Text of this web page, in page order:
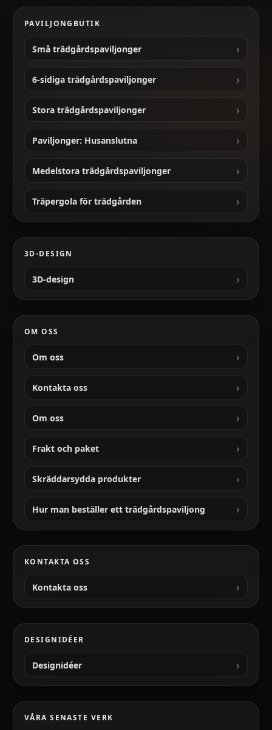
PAVILJONGBUTIK
Små trädgårdspaviljonger
6-sidiga trädgårdspaviljonger
Stora trädgårdspaviljonger
Paviljonger: Husanslutna
Medelstora trädgårdspaviljonger
Träpergola för trädgården
3D-DESIGN
3D-design
OM OSS
Om oss
Kontakta oss
Om oss
Frakt och paket
Skräddarsydda produkter
Hur man beställer ett trädgårdspaviljong
KONTAKTA OSS
Kontakta oss
DESIGNIDÉER
Designidéer
VÅRA SENASTE VERK